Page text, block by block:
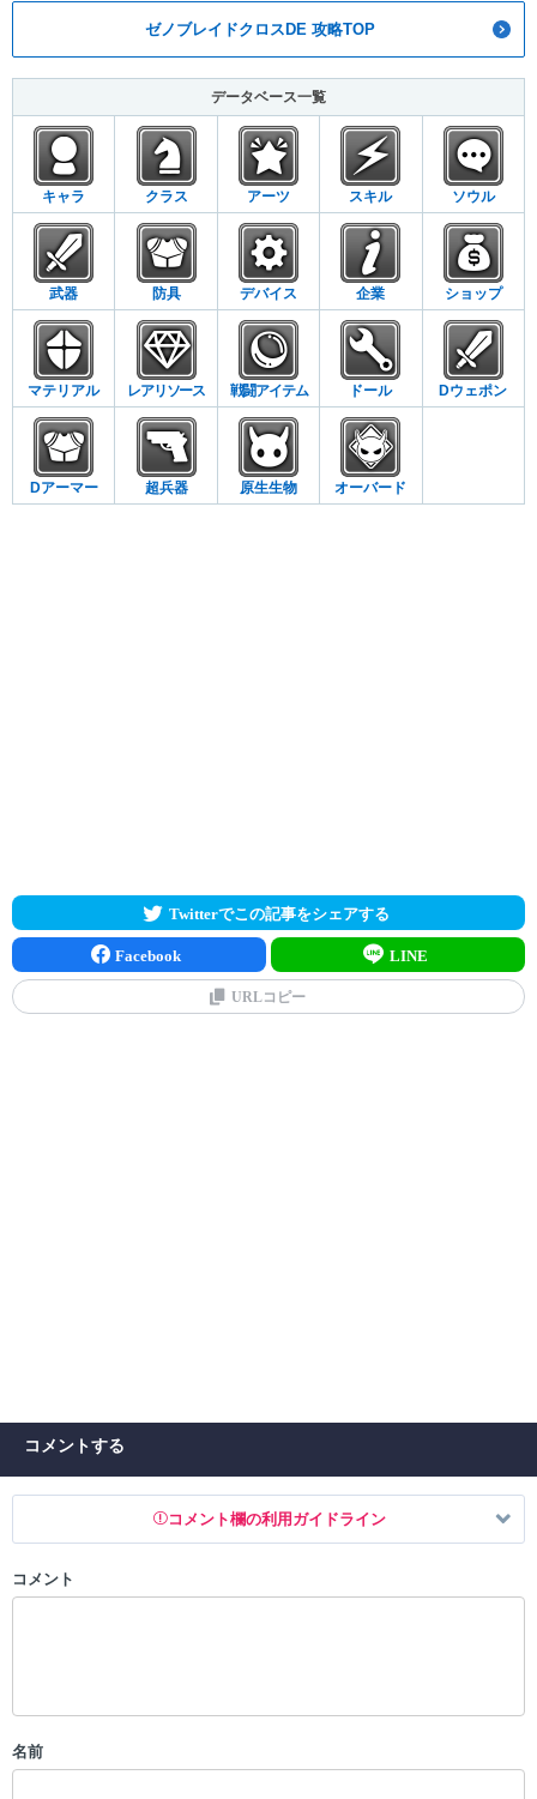
ゼノブレイドクロスDE 攻略TOP
データベース一覧
キャラ クラス アーツ スキル ソウル
武器 防具 デバイス 企業 ショップ
マテリアル レアリソース 戦闘アイテム ドール Dウェポン
Dアーマー 超兵器 原生生物 オーバード
Twitterでこの記事をシェアする
Facebook LINE
URLコピー
コメントする
コメント欄の利用ガイドライン
以下の書き込みを禁止とし、場合によってはコメント削除や書き込み制
・一度削除された投稿を再び投稿すること
コメント
名前